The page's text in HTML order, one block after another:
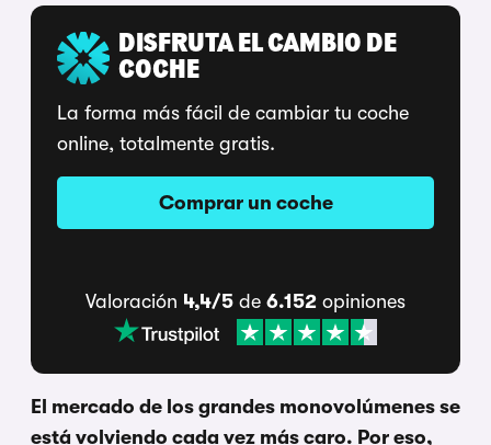
DISFRUTA EL CAMBIO DE
COCHE
La forma más fácil de cambiar tu coche
online, totalmente gratis.
Comprar un coche
Valoración 4,4/5 de 6.152 opiniones
El mercado de los grandes monovolúmenes se
está volviendo cada vez más caro. Por eso,